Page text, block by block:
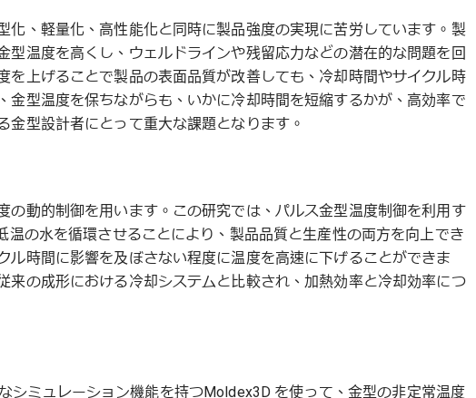
化、軽量化、高性能化と同時に製品強度の実現に苦労しています。製
型温度を高くし、ウェルドラインや残留応力などの潜在的な問題を回
を上げることで製品の表面品質が改善しても、冷却時間やサイクル時
金型温度を保ちながらも、いかに冷却時間を短縮するかが、高効率で
金型設計者にとって重大な課題となります。
の動的制御を用います。この研究では、パルス金型温度制御を利用す
の水を循環させることにより、製品品質と生産性の両方を向上でき
ル時間に影響を及ぼさない程度に温度を高速に下げることができま
来の成形における冷却システムと比較され、加熱効率と冷却効率につ
シミュレーション機能を持つMoldex3D を使って、金型の非定常温度